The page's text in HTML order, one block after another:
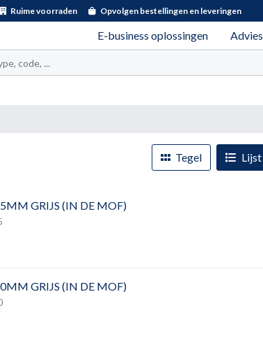
Ruime voorraden Opvolgen bestellingen en leveringen
E-business oplossingen Advies
Tegel Lijst
GRIJS (IN DE MOF)
GRIJS (IN DE MOF)